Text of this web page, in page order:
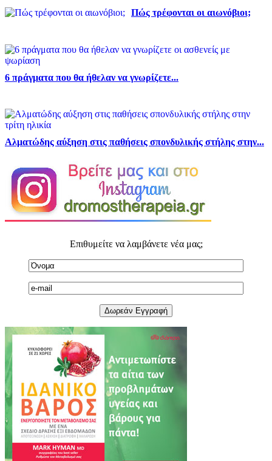
Πώς τρέφονται οι αιωνόβιοι;
6 πράγματα που θα ήθελαν να γνωρίζετε...
Αλματώδης αύξηση στις παθήσεις σπονδυλικής στήλης στην...
Επιθυμείτε να λαμβάνετε νέα μας;